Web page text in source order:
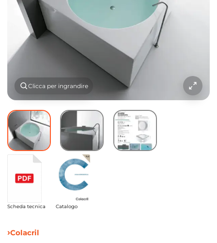
Clicca per ingrandire
Scheda tecnica Catalogo
Colacril